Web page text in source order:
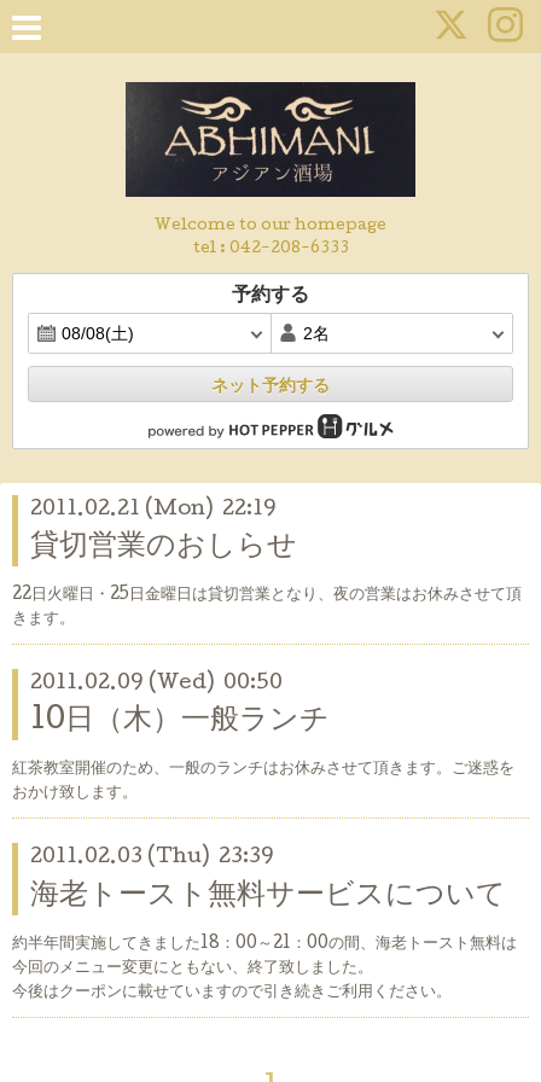
Welcome to our homepage
tel : 042-208-6333
予約する
ネット予約する
2011.02.21 (Mon) 22:19
貸切営業のおしらせ
22日火曜日・25日金曜日は貸切営業となり、夜の営業はお休みさせて頂
きます。
2011.02.09 (Wed) 00:50
10日（木）一般ランチ
紅茶教室開催のため、一般のランチはお休みさせて頂きます。ご迷惑を
おかけ致します。
2011.02.03 (Thu) 23:39
海老トースト無料サービスについて
約半年間実施してきました18：00～21：00の間、海老トースト無料は
今回のメニュー変更にともない、終了致しました。
今後はクーポンに載せていますので引き続きご利用ください。